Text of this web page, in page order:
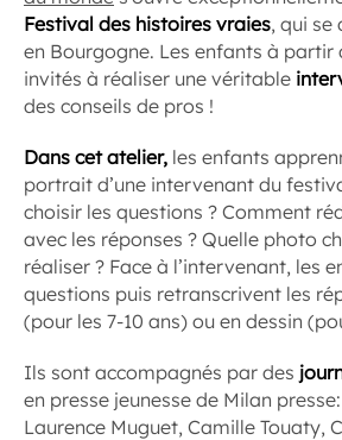
Festival des histoires vraies, qui se
en Bourgogne. Les enfants à partir
invités à réaliser une véritable
des conseils de pros !
Dans cet atelier, les enfants
portrait d’une intervenant du
choisir les questions ? Comment
avec les réponses ? Quelle photo
réaliser ? Face à l’intervenant, les
questions puis retranscrivent les
(pour les 7-10 ans) ou en dessin
Ils sont accompagnés par des
en presse jeunesse de Milan
Laurence Muguet, Camille Touaty,